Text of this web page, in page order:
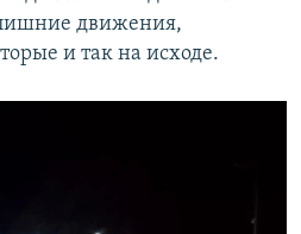
движения,
и так на исходе.